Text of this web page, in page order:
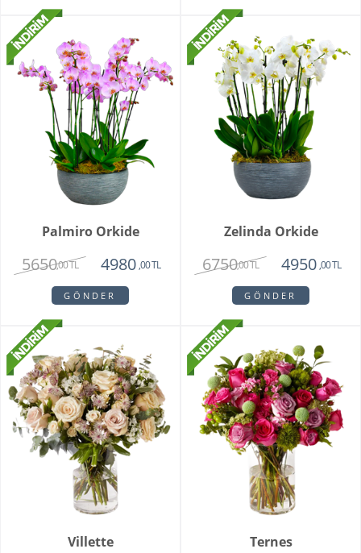
Palmiro Orkide
5650,00 TL 4980 ,00 TL
GÖNDER
Zelinda Orkide
6750,00 TL 4950 ,00 TL
GÖNDER
Villette Ternes